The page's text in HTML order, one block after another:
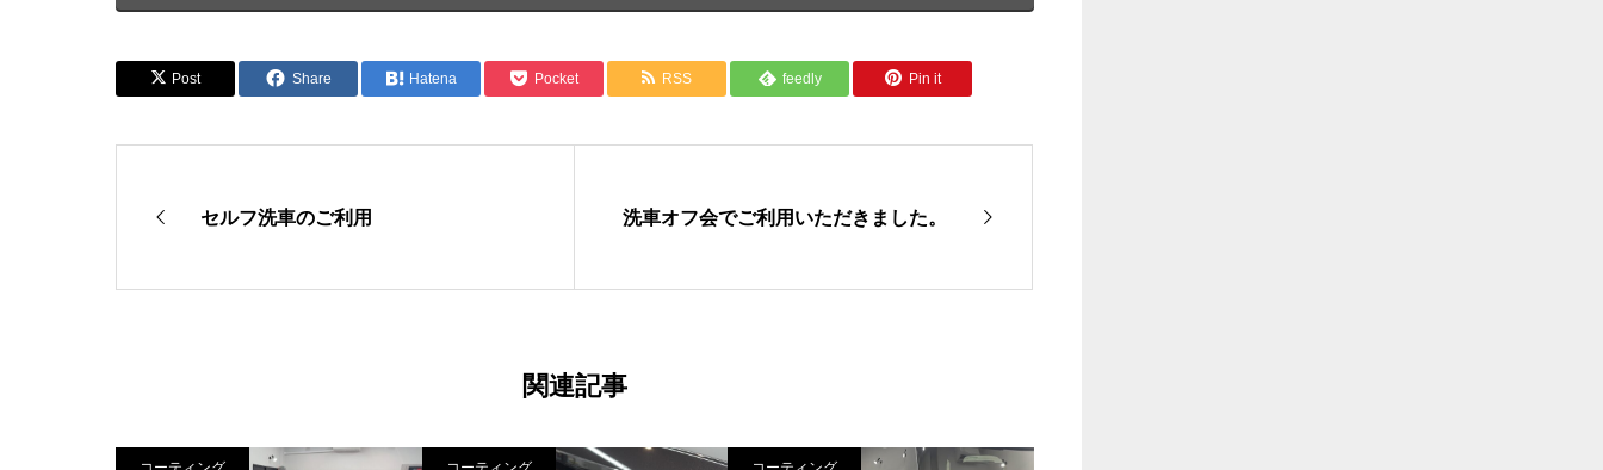
Post Share Hatena Pocket RSS feedly Pin it
セルフ洗車のご利用 洗車オフ会でご利用いただきました。
関連記事